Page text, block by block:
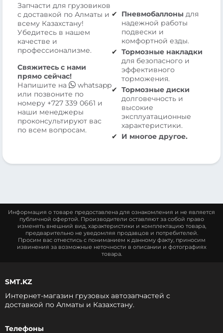
Запчасти для грузовиков
с доставкой по Алматы и
всему Казахстану!
Убедитесь в нашем
качестве и
профессионализме.
Свяжитесь с нами
прямо сейчас!
Напишите на
whatsapp
или позвоните по
номеру +727 339 0661 и
наши менеджеры
проконсультируют вас
по всем вопросам.
Пневмобаллоны для
надежной работы
подвески и
комфортной езды.
Тормозные накладки
для безопасного и
эффективного
торможения.
Тормозные диски
долговечность и
высокие
эксплуатационные
характеристики.
И многое другое.
Информация о товаре предоставлена для ознакомления и не является
публичной офертой. Производители оставляют за собой право
изменять внешний вид, характеристики и комплектацию товара,
предварительно не уведомляя продавцов и потребителей.
Просим вас отнестись с пониманием к данному факту, приносим
извинения за возможные неточности в описании и фотографиях
товара.
SMT.KZ
Интернет-магазин грузовых автозапчастей c
доставкой по Алматы и Казахстану.
Телефоны